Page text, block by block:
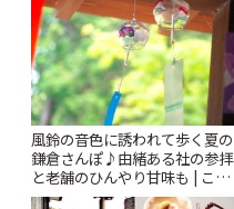
風鈴の音色に誘われて歩く夏の
鎌倉さんぽ♪由緒ある社の参拝
と老舗のひんやり甘味も | こと
りっぷ